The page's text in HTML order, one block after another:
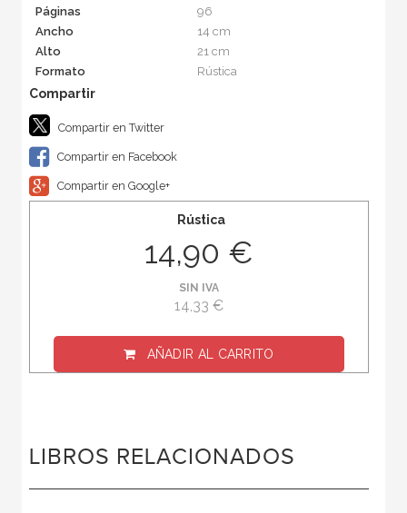
Páginas
96
Ancho
14 cm
Alto
21 cm
Formato
Rústica
Compartir en Twitter
Compartir en Facebook
Compartir en Google+
Rústica
14,90 €
SIN IVA
14,33 €
AÑADIR AL CARRITO
LIBROS RELACIONADOS